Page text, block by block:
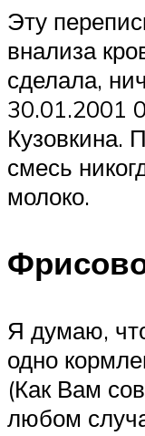
Эту
внализа
сделала,
30.01.2001
Кузовкина.
смесь
молоко.
Я думаю,
одно
(Как Вам
любом